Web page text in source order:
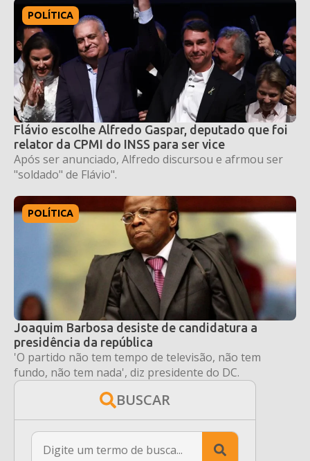
POLÍTICA
Flávio escolhe Alfredo Gaspar, deputado que foi
relator da CPMI do INSS para ser vice
Após ser anunciado, Alfredo discursou e afrmou ser
"soldado" de Flávio".
POLÍTICA
Joaquim Barbosa desiste de candidatura a
presidência da república
'O partido não tem tempo de televisão, não tem
fundo, não tem nada', diz presidente do DC.
BUSCAR
Search